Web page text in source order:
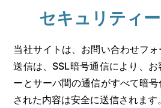
セキュリティ
当社サイトは、お問い合わせフォ
送信は、SSL暗号通信により、
ーとサーバ間の通信がすべて暗
された内容は安全に送信されます。